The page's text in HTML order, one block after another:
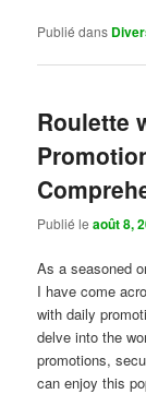
Publié dans
Roulette
Publié leaoût 8,
As a seasoned
I have come
with daily
delve into the
promotions,
can enjoy this